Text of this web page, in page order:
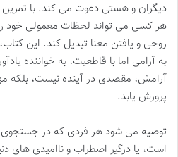
دیگران و هستی دعوت می کند. با تمرین
هر کسی می تواند لحظات معمولی خود
روحی و یافتن معنا تبدیل کند. این
به آرامی اما با قاطعیت، به خواننده
آرامش، مقصدی در آینده نیست، بلکه
پرورش یابد.
توصیه می شود هر فردی که در جستجوی
است، یا درگیر اضطراب و ناامیدی های